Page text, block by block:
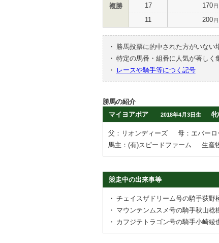
複勝 17 170円
11 200円
・ 勝馬投票に的中された方がいない
・ 特定の馬番・組番に人気が著しく
・
レースや騎手等につく記号
勝馬の紹介
マイヨアポア
2018年4月3日生
父：リオンディーズ
母：エバーロ
馬主：(有)スピードファーム
生産
競走中の出来事等
・ チェイスザドリーム号の騎手荻野
・ マウンテンムスメ号の騎手秋山稔
・ カフジテトラゴン号の騎手小崎綾